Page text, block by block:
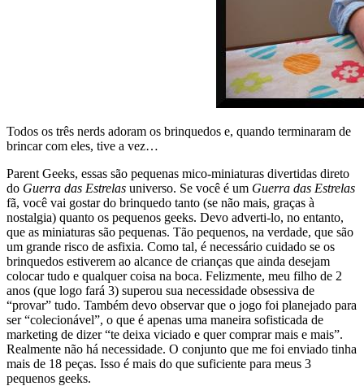
Todos os três nerds adoram os brinquedos e, quando terminaram de
brincar com eles, tive a vez…
Parent Geeks, essas são pequenas mico-miniaturas divertidas direto
do Guerra das Estrelas universo. Se você é um Guerra das Estrelas
fã, você vai gostar do brinquedo tanto (se não mais, graças à
nostalgia) quanto os pequenos geeks. Devo adverti-lo, no entanto,
que as miniaturas são pequenas. Tão pequenos, na verdade, que são
um grande risco de asfixia. Como tal, é necessário cuidado se os
brinquedos estiverem ao alcance de crianças que ainda desejam
colocar tudo e qualquer coisa na boca. Felizmente, meu filho de 2
anos (que logo fará 3) superou sua necessidade obsessiva de
“provar” tudo. Também devo observar que o jogo foi planejado para
ser “colecionável”, o que é apenas uma maneira sofisticada de
marketing de dizer “te deixa viciado e quer comprar mais e mais”.
Realmente não há necessidade. O conjunto que me foi enviado tinha
mais de 18 peças. Isso é mais do que suficiente para meus 3
pequenos geeks.